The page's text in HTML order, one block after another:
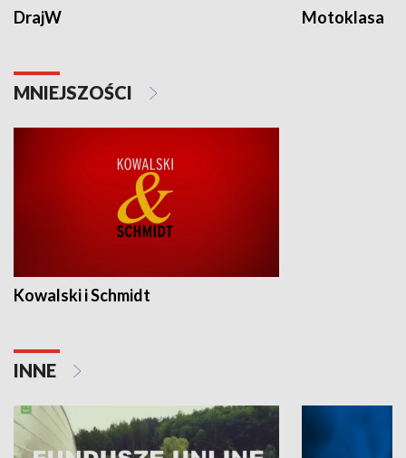
DrajW Motoklasa
MNIEJSZOŚCI
Kowalski i Schmidt
INNE